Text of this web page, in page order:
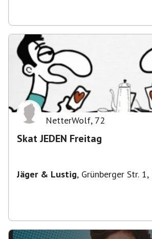
NetterWolf, 72
Skat JEDEN Freitag
Jäger & Lustig, Grünberger Str.